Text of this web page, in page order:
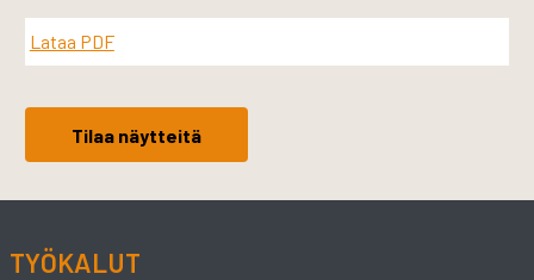
Lataa PDF
Tilaa näytteitä
TYÖKALUT